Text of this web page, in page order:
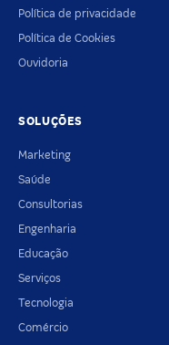
Política de privacidade
Política de Cookies
Ouvidoria
SOLUÇÕES
Marketing
Saúde
Consultorias
Engenharia
Educação
Serviços
Tecnologia
Comércio